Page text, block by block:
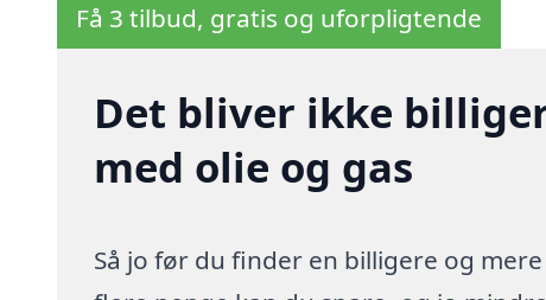
Få 3 tilbud, gratis og uforpligtende
Det bliver ikke
med olie og gas
Så jo før du finder en billigere og